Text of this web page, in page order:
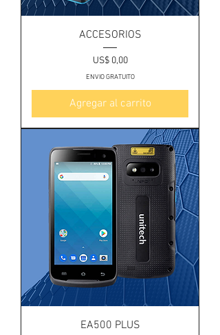
ACCESORIOS
Precio
US$ 0,00
ENVIO GRATUITO
Agregar al carrito
EA500 PLUS